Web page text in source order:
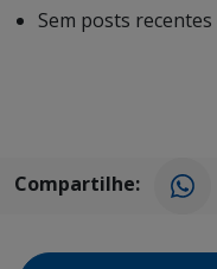
Sem posts
Compartilhe: